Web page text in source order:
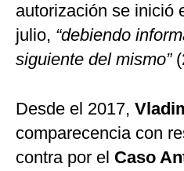
autorización se inició
julio, “debiendo
siguiente del mismo”
Desde el 2017,
comparecencia con
contra por el Caso